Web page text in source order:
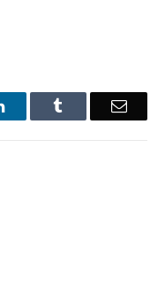
LinkedIn Email